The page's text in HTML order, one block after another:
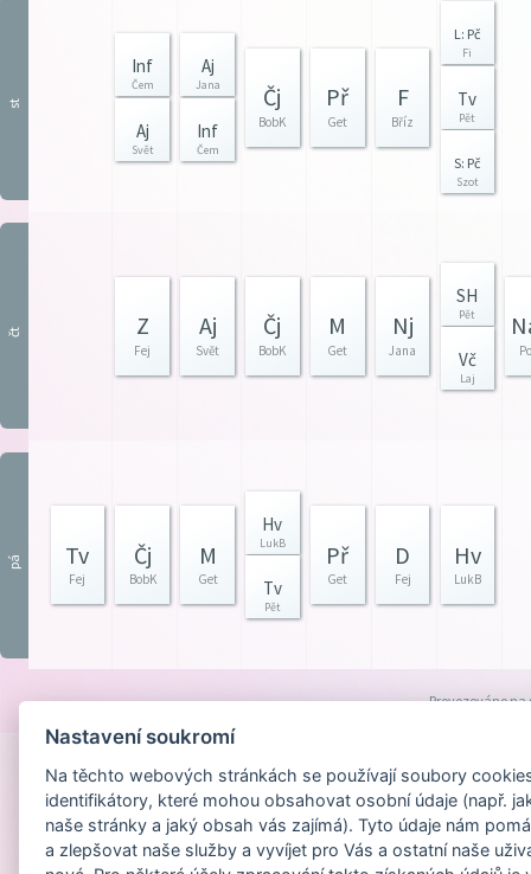
st
Inf
Čem
Aj
Svět
Aj
Jana
Inf
Čem
Čj
BobK
Př
Get
F
Bříz
L: Pč
Fi
Tv
Pět
S: Pč
Szot
čt Z
Fej
Aj
Svět
Čj
BobK
M
Get
Nj
Jana
SH
Pět
Vč
Laj
pá Tv
Fej
Čj
BobK
M
Get
Hv
LukB
Tv
Pět
Př
Get
D
Fej
Hv
LukB
Provozováno na
Nastavení soukromí
Na těchto webových stránkách se používají soubory
identifikátory, které mohou obsahovat osobní údaje (např.
naše stránky a jaký obsah vás zajímá). Tyto údaje nám
a zlepšovat naše služby a vyvíjet pro Vás a ostatní naše